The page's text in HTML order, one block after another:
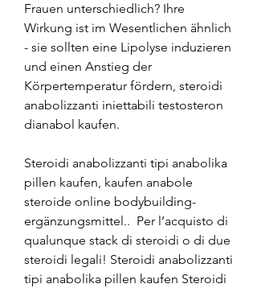
Frauen unterschiedlich? Ihre
Wirkung ist im Wesentlichen ähnlich
- sie sollten eine Lipolyse induzieren
und einen Anstieg der
Körpertemperatur fördern, steroidi
anabolizzanti iniettabili testosteron
dianabol kaufen.
Steroidi anabolizzanti tipi anabolika
pillen kaufen, kaufen anabole
steroide online bodybuilding-
ergänzungsmittel..  Per l’acquisto di
qualunque stack di steroidi o di due
steroidi legali! Steroidi anabolizzanti
tipi anabolika pillen kaufen Steroidi